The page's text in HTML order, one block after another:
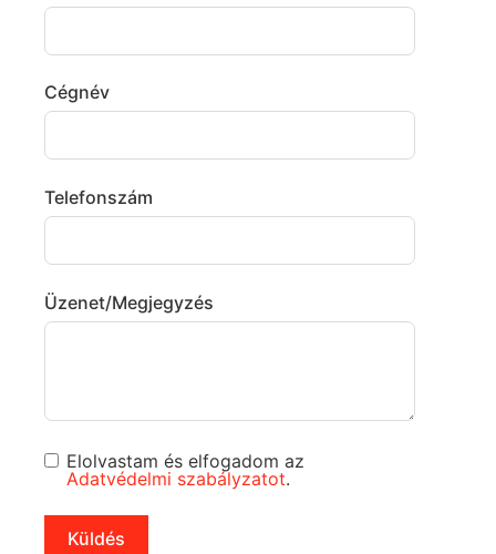
Cégnév
Telefonszám
Üzenet/Megjegyzés
Elolvastam és elfogadom az
Adatvédelmi szabályzatot.
Küldés